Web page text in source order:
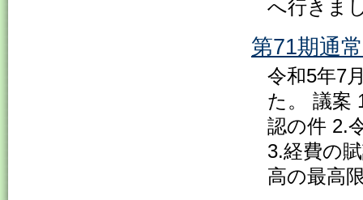
へ行きま
第71期通
令和5年7
た。 議案
認の件 2.
3.経費の
高の最高